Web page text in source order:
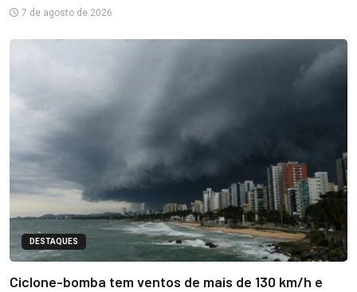
7 de agosto de 2026
DESTAQUES
Ciclone-bomba tem ventos de mais de 130 km/h e